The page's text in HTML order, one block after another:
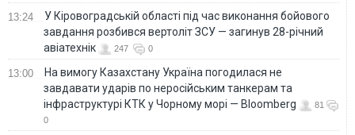
13:24
У Кіровоградській області під час виконання бойового
завдання розбився вертоліт ЗСУ — загинув 28-річний
авіатехнік
247 0
13:00
На вимогу Казахстану Україна погодилася не
завдавати ударів по неросійським танкерам та
інфраструктурі КТК у Чорному морі — Bloomberg
81
0